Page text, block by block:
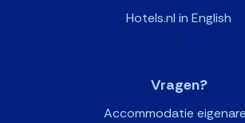
Hotels.nl in English
>
Vragen?
Accommodatie